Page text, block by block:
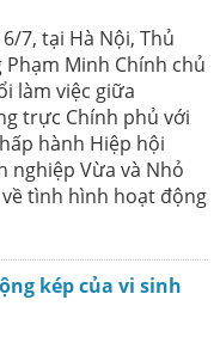
7, tại Hà Nội, Thủ
Minh Chính chủ
làm việc giữa
trực Chính phủ với
hành Hiệp hội
nghiệp Vừa và Nhỏ
về tình hình hoạt động
kép của vi sinh